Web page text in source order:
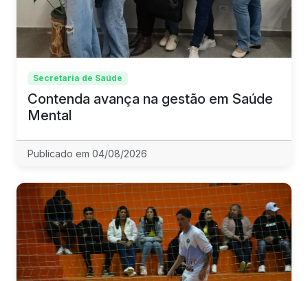
Secretaria de Saúde
Contenda avança na gestão em Saúde
Mental
Publicado em 04/08/2026